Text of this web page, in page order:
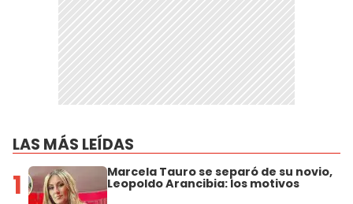
LAS MÁS LEÍDAS
1 Marcela Tauro se separó de su novio,
Leopoldo Arancibia: los motivos